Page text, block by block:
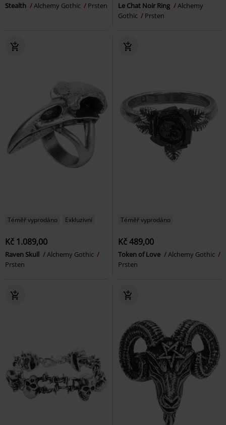
Stealth Alchemy Gothic Prsten Le Chat Noir Ring
Alchemy
Gothic
Prsten
Téměř vyprodáno Exkluzivní
Kč 1.089,00
Raven Skull
Alchemy Gothic
Prsten
Téměř vyprodáno
Kč 489,00
Token of Love
Alchemy Gothic
Prsten